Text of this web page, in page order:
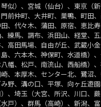
似）、宮城（仙台）、東京（
前仲町、大井町、巣鴨、町田
、代々木、蒲田、原宿、恵比
練馬、調布、浜田山、経堂、
高田馬場、自由が丘、武蔵小金
、六本木、神保町、水道橋）、
幡、松戸、南流山、西船橋）
、本厚木、センター北、鷺沼
野、溝の口、平塚、向ヶ丘遊
、埼玉（大宮、所沢、川口、
戸）、群馬（高崎）、新潟、